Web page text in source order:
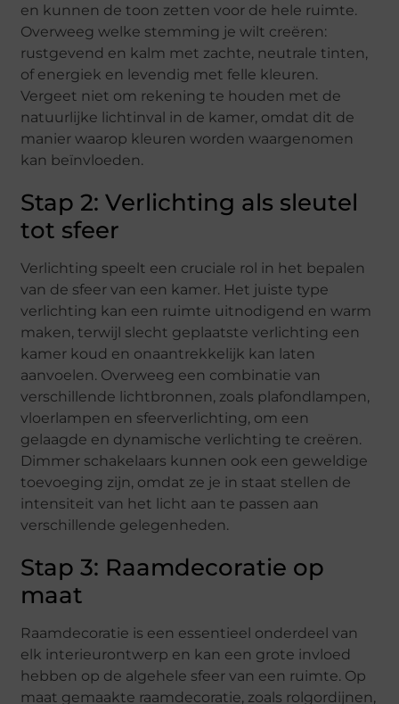
en kunnen de toon zetten voor de hele ruimte.
Overweeg welke stemming je wilt creëren:
rustgevend en kalm met zachte, neutrale tinten,
of energiek en levendig met felle kleuren.
Vergeet niet om rekening te houden met de
natuurlijke lichtinval in de kamer, omdat dit de
manier waarop kleuren worden waargenomen
kan beïnvloeden.
Stap 2: Verlichting als sleutel
tot sfeer
Verlichting speelt een cruciale rol in het bepalen
van de sfeer van een kamer. Het juiste type
verlichting kan een ruimte uitnodigend en warm
maken, terwijl slecht geplaatste verlichting een
kamer koud en onaantrekkelijk kan laten
aanvoelen. Overweeg een combinatie van
verschillende lichtbronnen, zoals plafondlampen,
vloerlampen en sfeerverlichting, om een
gelaagde en dynamische verlichting te creëren.
Dimmer schakelaars kunnen ook een geweldige
toevoeging zijn, omdat ze je in staat stellen de
intensiteit van het licht aan te passen aan
verschillende gelegenheden.
Stap 3: Raamdecoratie op
maat
Raamdecoratie is een essentieel onderdeel van
elk interieurontwerp en kan een grote invloed
hebben op de algehele sfeer van een ruimte. Op
maat gemaakte raamdecoratie, zoals rolgordijnen,